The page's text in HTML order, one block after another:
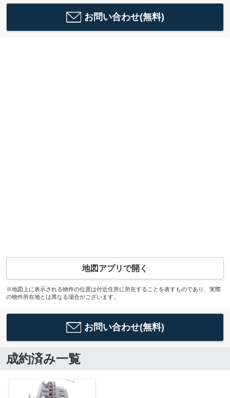
お問い合わせ(無料)
地図アプリで開く
※地図上に表示される物件の位置は付近住所に所在することを表すものであり、実際
の物件所在地とは異なる場合がございます。
お問い合わせ(無料)
成約済み一覧